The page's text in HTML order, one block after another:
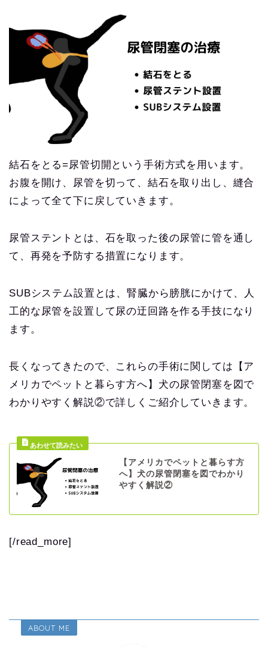
結石をとる=尿管切開という手術方式を用います。
お腹を開け、尿管を切って、結石を取り出し、縫合
によって全て下に戻していきます。
尿管ステントとは、石を取った後の尿管に管を通し
て、再発を予防する措置になります。
SUBシステム設置とは、腎臓から膀胱にかけて、人
工的な尿管を設置して尿の迂回路を作る手技になり
ます。
長くなってきたので、これらの手術に関しては【ア
メリカでペットと暮らす方へ】犬の尿管閉塞を図で
わかりやすく解説②で詳しくご紹介していきます。
【アメリカでペットと暮らす方
へ】犬の尿管閉塞を図でわかり
やすく解説②
[/read_more]
ABOUT ME